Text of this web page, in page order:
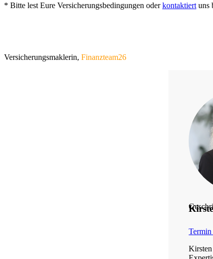
* Bitte lest Eure Versicherungsbedingungen oderkontaktiert uns
Versicherungsmaklerin, Finanzteam26
Termin
Kirsten